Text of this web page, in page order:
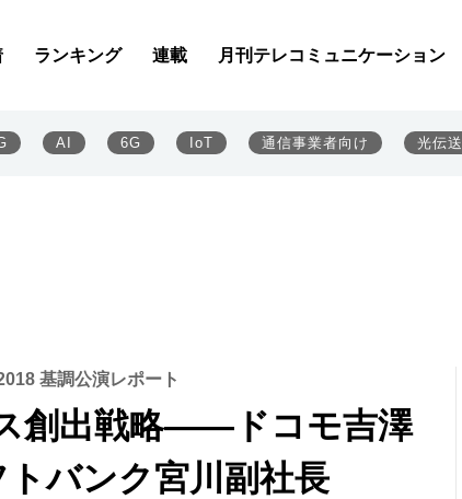
ランキング 連載 月刊テレコミュニケーション
AI 6G IoT 通信事業者向け 光伝送
基調公演レポート
創出戦略――ドコモ吉澤
バンク宮川副社長